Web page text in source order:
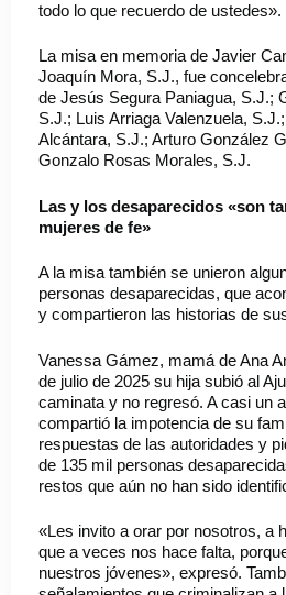
todo lo que recuerdo de ustedes».
La misa en memoria de Javier
Joaquín Mora, S.J., fue
de Jesús Segura Paniagua, S.J.;
S.J.; Luis Arriaga Valenzuela,
Alcántara, S.J.; Arturo González
Gonzalo Rosas Morales, S.J.
Las y los desaparecidos «son
mujeres de fe»
A la misa también se unieron
personas desaparecidas, que
y compartieron las historias de
Vanessa Gámez, mamá de Ana
de julio de 2025 su hija subió al
caminata y no regresó. A casi un
compartió la impotencia de su
respuestas de las autoridades y
de 135 mil personas
restos que aún no han sido
«Les invito a orar por nosotros, a
que a veces nos hace falta,
nuestros jóvenes», expresó.